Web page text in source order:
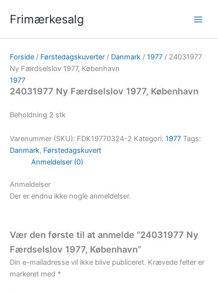
Frimærkesalg
Forside / Førstedagskuverter / Danmark / 1977 / 24031977
Ny Færdselslov 1977, København
1977
24031977 Ny Færdselslov 1977, København
Beholdning 2 stk
Varenummer (SKU): FDK19770324-2 Kategori: 1977 Tags:
Danmark, Førstedagskuvert
Anmeldelser (0)
Anmeldelser
Der er endnu ikke nogle anmeldelser.
Vær den første til at anmelde “24031977 Ny
Færdselslov 1977, København”
Din e-mailadresse vil ikke blive publiceret. Krævede felter er
markeret med *